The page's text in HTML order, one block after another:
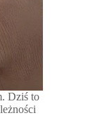
Dziś to